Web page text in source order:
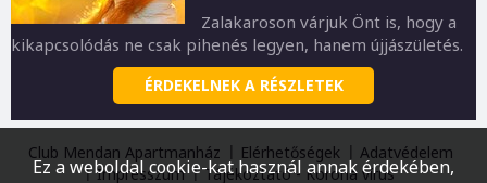
Zalakaroson várjuk Önt is, hogy a
kikapcsolódás ne csak pihenés legyen, hanem újjászületés.
ÉRDEKELNEK A RÉSZLETEK
Club Mendan Apartmanház Elérhetőségek
Adatvédelem
Impresszum
Tájékoztató - Korona vírus
Ez a weboldal cookie-kat használ annak érdekében,